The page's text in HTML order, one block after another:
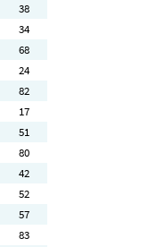
38
34
68
24
82
17
51
80
42
52
57
83